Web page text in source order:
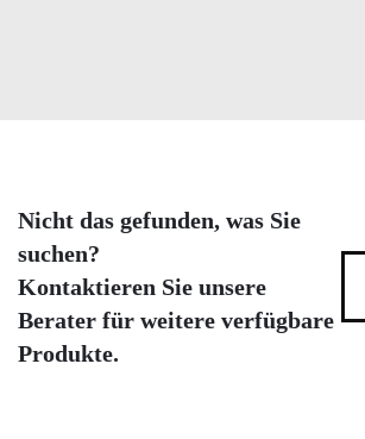
Nicht das gefunden, was Sie
suchen?
Kontaktieren Sie unsere
Berater für weitere verfügbare
Produkte.